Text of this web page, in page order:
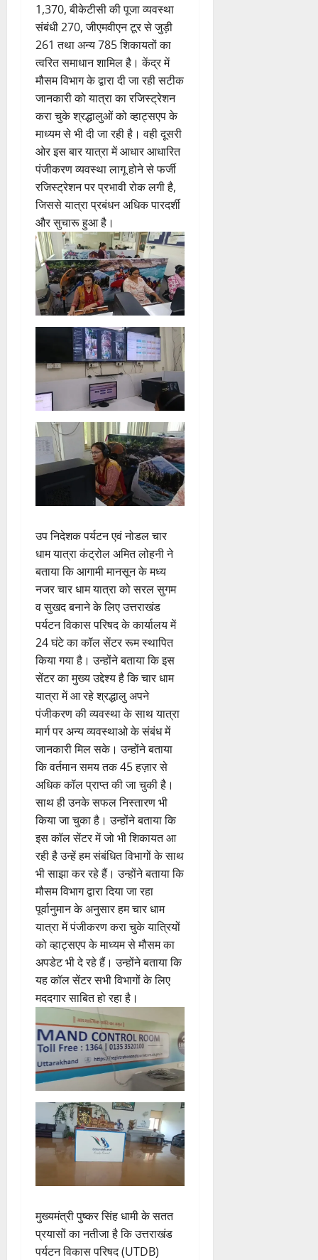
1,370, बीकेटीसी की पूजा व्यवस्था
संबंधी 270, जीएमवीएन टूर से जुड़ी
261 तथा अन्य 785 शिकायतों का
त्वरित समाधान शामिल है। केंद्र में
मौसम विभाग के द्वारा दी जा रही सटीक
जानकारी को यात्रा का रजिस्ट्रेशन
करा चुके श्रद्धालुओं को व्हाट्सएप के
माध्यम से भी दी जा रही है। वही दूसरी
ओर इस बार यात्रा में आधार आधारित
पंजीकरण व्यवस्था लागू होने से फर्जी
रजिस्ट्रेशन पर प्रभावी रोक लगी है,
जिससे यात्रा प्रबंधन अधिक पारदर्शी
और सुचारू हुआ है।
उप निदेशक पर्यटन एवं नोडल चार
धाम यात्रा कंट्रोल अमित लोहनी ने
बताया कि आगामी मानसून के मध्य
नजर चार धाम यात्रा को सरल सुगम
व सुखद बनाने के लिए उत्तराखंड
पर्यटन विकास परिषद के कार्यालय में
24 घंटे का कॉल सेंटर रूम स्थापित
किया गया है। उन्होंने बताया कि इस
सेंटर का मुख्य उद्देश्य है कि चार धाम
यात्रा में आ रहे श्रद्धालु अपने
पंजीकरण की व्यवस्था के साथ यात्रा
मार्ग पर अन्य व्यवस्थाओ के संबंध में
जानकारी मिल सके। उन्होंने बताया
कि वर्तमान समय तक 45 हज़ार से
अधिक कॉल प्राप्त की जा चुकी है।
साथ ही उनके सफल निस्तारण भी
किया जा चुका है। उन्होंने बताया कि
इस कॉल सेंटर में जो भी शिकायत आ
रही है उन्हें हम संबंधित विभागों के साथ
भी साझा कर रहे हैं। उन्होंने बताया कि
मौसम विभाग द्वारा दिया जा रहा
पूर्वानुमान के अनुसार हम चार धाम
यात्रा में पंजीकरण करा चुके यात्रियों
को व्हाट्सएप के माध्यम से मौसम का
अपडेट भी दे रहे हैं। उन्होंने बताया कि
यह कॉल सेंटर सभी विभागों के लिए
मददगार साबित हो रहा है।
मुख्यमंत्री पुष्कर सिंह धामी के सतत
प्रयासों का नतीजा है कि उत्तराखंड
पर्यटन विकास परिषद (UTDB)